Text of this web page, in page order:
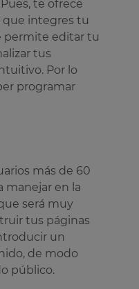
te ofrece
que integres tu
permite editar tu
tus
Por lo
programar
más de 60
manejar en la
será muy
tus páginas
un
de modo
público.